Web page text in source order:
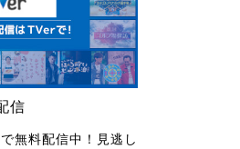
信
無料配信中！見逃し